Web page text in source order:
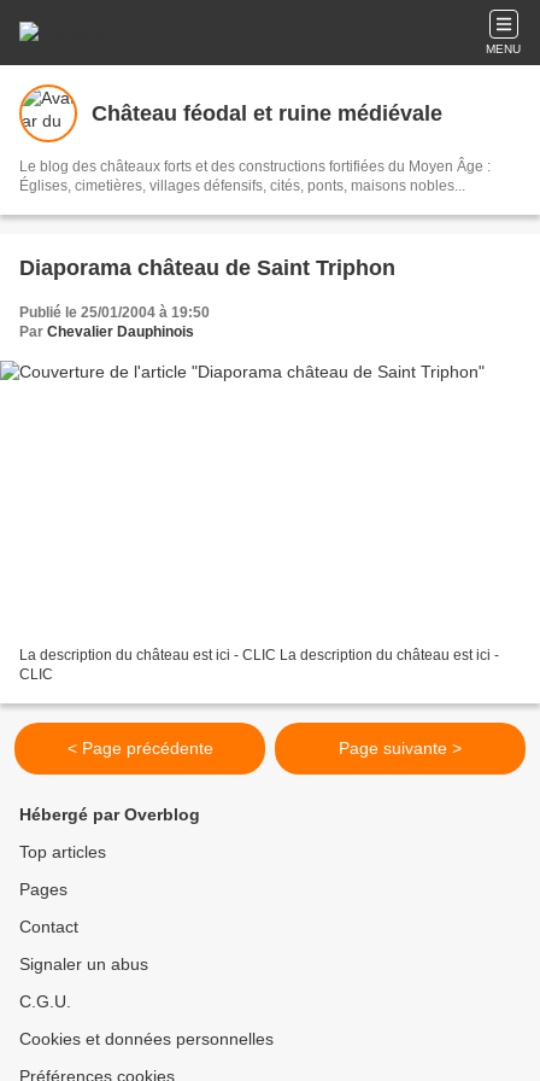
MENU
Château féodal et ruine médiévale
Le blog des châteaux forts et des constructions fortifiées du Moyen Âge :
Églises, cimetières, villages défensifs, cités, ponts, maisons nobles...
Diaporama château de Saint Triphon
Publié le 25/01/2004 à 19:50
Par Chevalier Dauphinois
La description du château est ici - CLIC La description du château est ici -
CLIC
< Page précédente Page suivante >
Hébergé par Overblog
Top articles
Pages
Contact
Signaler un abus
C.G.U.
Cookies et données personnelles
Préférences cookies